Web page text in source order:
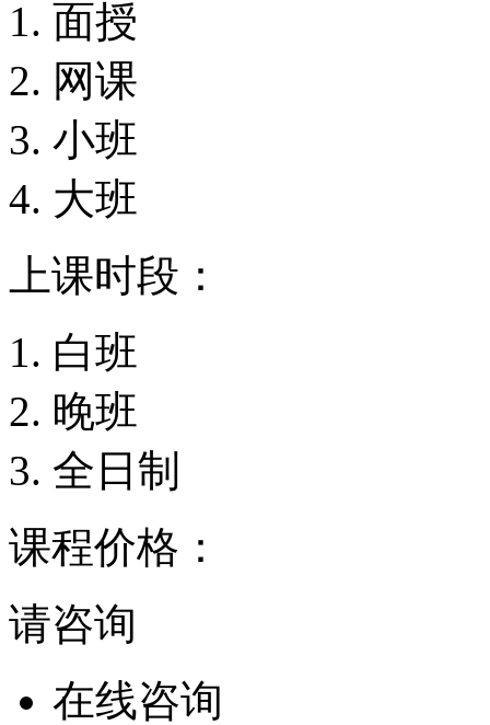
面授
网课
小班
大班
上课时段：
白班
晚班
全日制
课程价格：
请咨询
在线咨询